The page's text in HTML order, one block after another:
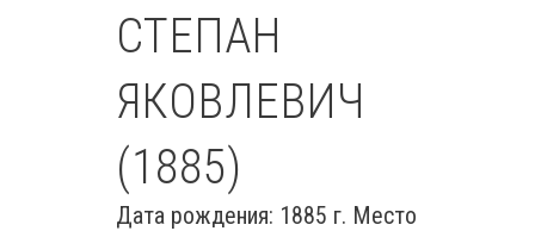
СТЕПАН
ЯКОВЛЕВИЧ
(1885)
Дата рождения: 1885 г. Место